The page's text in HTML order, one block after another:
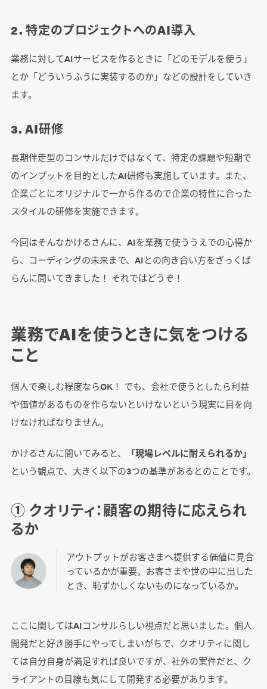
2. 特定のプロジェクトへのAI導入
業務に対してAIサービスを作るときに「どのモデルを使う」
とか「どういうふうに実装するのか」などの設計をしていき
ます。
3. AI研修
長期伴走型のコンサルだけではなくて、特定の課題や短期で
のインプットを目的としたAI研修も実施しています。また、
企業ごとにオリジナルで一から作るので企業の特性に合った
スタイルの研修を実施できます。
今回はそんなかけるさんに、AIを業務で使ううえでの心得か
ら、コーディングの未来まで、AIとの向き合い方をざっくば
らんに聞いてきました！ それではどうぞ！
業務でAIを使うときに気をつける
こと
個人で楽しむ程度ならOK！ でも、会社で使うとしたら利益
や価値があるものを作らないといけないという現実に目を向
けなければなりません。
かけるさんに聞いてみると、
「現場レベルに耐えられるか」
という観点で、大きく以下の3つの基準があるとのことです。
① クオリティ：顧客の期待に応えられ
るか
アウトプットがお客さまへ提供する価値に見合
っているかが重要。お客さまや世の中に出した
とき、恥ずかしくないものになっているか。
ここに関してはAIコンサルらしい視点だと思いました。個人
開発だと好き勝手にやってしまいがちで、クオリティに関し
ては自分自身が満足すれば良いですが、社外の案件だと、ク
ライアントの目線も気にして開発する必要があります。